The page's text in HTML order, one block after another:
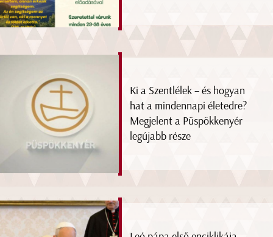
Ki a Szentlélek – és hogyan
hat a mindennapi életedre?
Megjelent a Püspökkenyér
legújabb része